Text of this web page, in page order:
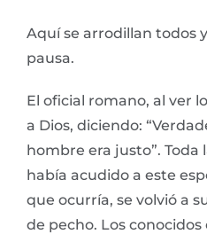
Aquí se arrodillan todos
pausa.
El oficial romano, al ver
a Dios, diciendo:
hombre era justo”.
había acudido a este
que ocurría, se volvió a
de pecho. Los conocidos